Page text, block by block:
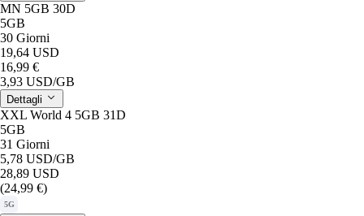
MN 5GB 30D
5GB
30 Giorni
19,64 USD
16,99 €
3,93 USD/GB
Dettagli
XXL World 4 5GB 31D
5GB
31 Giorni
5,78 USD/GB
28,89 USD
(24,99 €)
5G